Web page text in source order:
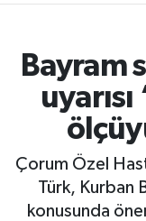
Bayram
Çorum Özel
Türk, Kurban
konusunda
Spor
Alaca
Boğazkale
Hava Durumu
Çorum
Trafik Durumu
Süper Lig
Tüm